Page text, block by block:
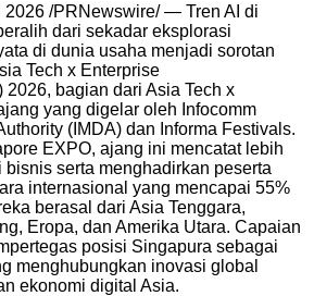
2026 /PRNewswire/ — Tren AI di
dari sekadar eksplorasi
di dunia usaha menjadi sorotan
Tech x Enterprise
2026, bagian dari Asia Tech x
yang digelar oleh Infocomm
(IMDA) dan Informa Festivals.
EXPO, ajang ini mencatat lebih
serta menghadirkan peserta
internasional yang mencapai 55%
berasal dari Asia Tenggara,
Eropa, dan Amerika Utara. Capaian
posisi Singapura sebagai
menghubungkan inovasi global
ekonomi digital Asia.